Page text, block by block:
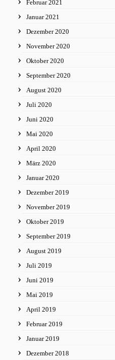
Februar 2021
Januar 2021
Dezember 2020
November 2020
Oktober 2020
September 2020
August 2020
Juli 2020
Juni 2020
Mai 2020
April 2020
März 2020
Januar 2020
Dezember 2019
November 2019
Oktober 2019
September 2019
August 2019
Juli 2019
Juni 2019
Mai 2019
April 2019
Februar 2019
Januar 2019
Dezember 2018